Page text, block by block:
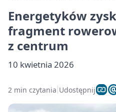
Energetyków
fragment
z centrum
10 kwietnia 2026
2 min czytania Udostępnij